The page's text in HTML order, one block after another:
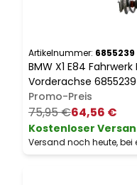
Artikelnummer: 6855239
BMW X1 E84
Vorderachse 6855239
Promo-Preis
75,95 €64,56 €
Kostenloser
Versand noch heute, bei